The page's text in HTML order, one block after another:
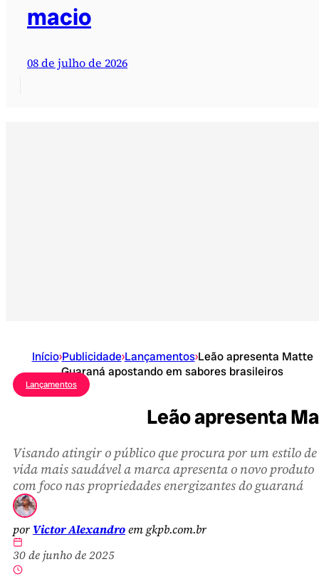
macio
08 de julho de 2026
Início›Publicidade›Lançamentos›Leão apresenta Matte
Guaraná apostando em sabores brasileiros
Lançamentos
Leão apresenta
Visando atingir o público que procura por um estilo de
vida mais saudável a marca apresenta o novo produto
com foco nas propriedades energizantes do guaraná
por Victor Alexandroem gkpb.com.br
30 de junho de 2025